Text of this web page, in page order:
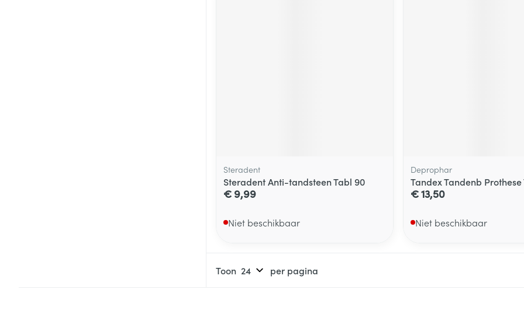
Steradent
Steradent Anti-tandsteen Tabl 90
€ 9,99
Niet beschikbaar
Deprophar
Tandex Tandenb Prothese
€ 13,50
Niet beschikbaar
Toon per pagina